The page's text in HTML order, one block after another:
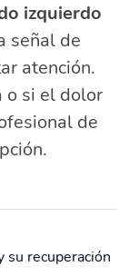
izquierdo
señal de
atención.
o si el dolor
de
su recuperación